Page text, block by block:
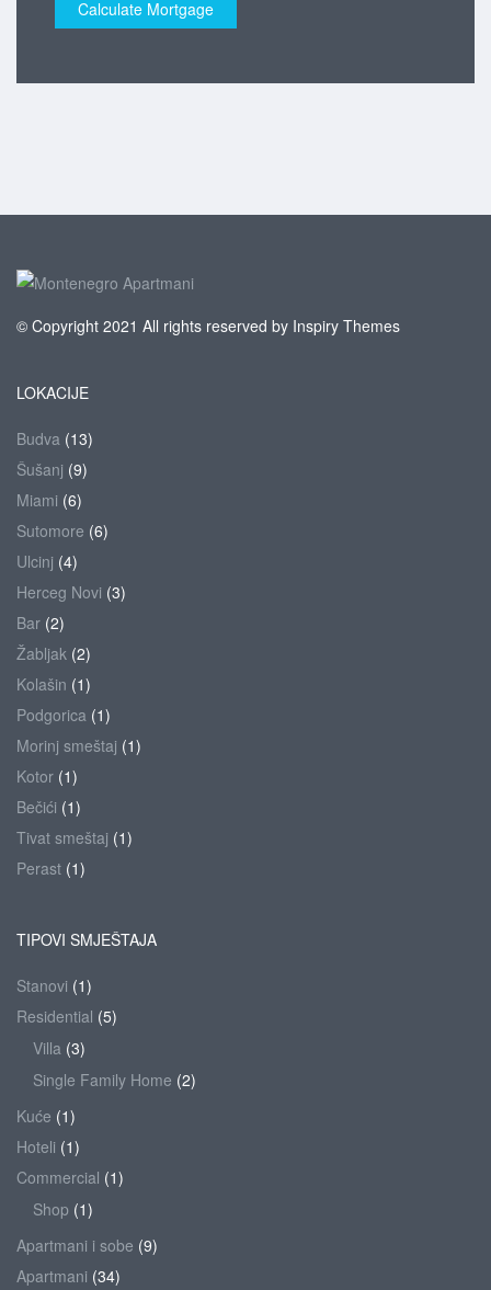
© Copyright 2021 All rights reserved by Inspiry Themes
LOKACIJE
Budva (13)
Šušanj (9)
Miami (6)
Sutomore (6)
Ulcinj (4)
Herceg Novi (3)
Bar (2)
Žabljak (2)
Kolašin (1)
Podgorica (1)
Morinj smeštaj (1)
Kotor (1)
Bečići (1)
Tivat smeštaj (1)
Perast (1)
TIPOVI SMJEŠTAJA
Stanovi (1)
Residential (5)
Villa (3)
Single Family Home (2)
Kuće (1)
Hoteli (1)
Commercial (1)
Shop (1)
Apartmani i sobe (9)
Apartmani (34)